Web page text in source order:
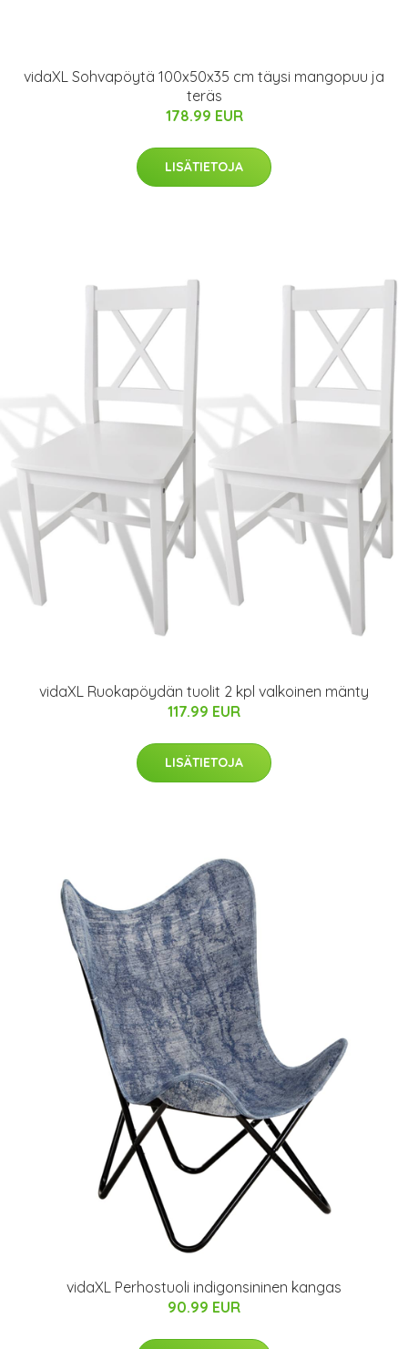
vidaXL Sohvapöytä 100x50x35 cm täysi mangopuu ja
teräs
178.99 EUR
LISÄTIETOJA
vidaXL Ruokapöydän tuolit 2 kpl valkoinen mänty
117.99 EUR
LISÄTIETOJA
vidaXL Perhostuoli indigonsininen kangas
90.99 EUR